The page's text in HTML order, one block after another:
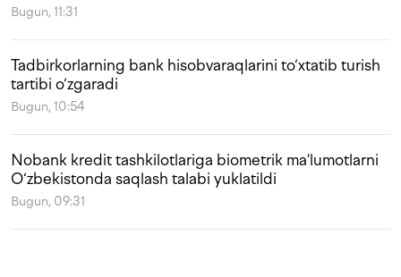
Bugun, 11:31
Tadbirkorlarning bank hisobvaraqlarini to‘xtatib turish
tartibi o‘zgaradi
Bugun, 10:54
Nobank kredit tashkilotlariga biometrik ma’lumotlarni
O‘zbekistonda saqlash talabi yuklatildi
Bugun, 09:31